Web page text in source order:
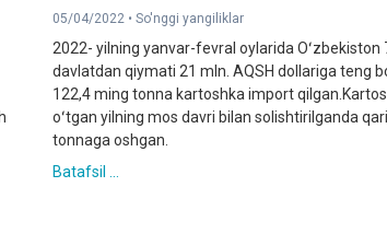
05/04/2022 • So'nggi yangiliklar
2022- yilning yanvar-fevral oylarida Oʻzbekiston
davlatdan qiymati 21 mln. AQSH dollariga teng
122,4 ming tonna kartoshka import
oʻtgan yilning mos davri bilan solishtirilganda
tonnaga oshgan.
Batafsil ...